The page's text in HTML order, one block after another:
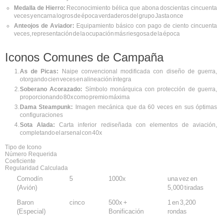
Medalla de Hierro: Reconocimiento bélica que abona doscientas cincuenta
veces y encarna logros de época verdaderos del grupo Jasta once
Anteojos de Aviador: Equipamiento básico con pago de ciento cincuenta
veces, representación de la ocupación más riesgosa de la época
Iconos Comunes de Campaña
As de Picas:
Naipe convencional modificada con diseño de guerra,
otorgando cien veces en alineación íntegra
Soberano Acorazado: Símbolo monárquica con protección de guerra,
proporcionando 80x como premio máxima
Dama Steampunk:
Imagen mecánica que da 60 veces en sus óptimas
configuraciones
Sota Alada: Carta inferior rediseñada con elementos de aviación,
completando el arsenal con 40x
Tipo de Icono
Número Requerida
Coeficiente
Regularidad Calculada
Comodín
(Avión)
5 1000x
una vez en
5,000 tiradas
Baron
(Especial)
cinco
500x +
Bonificación
1 en 3,200
rondas